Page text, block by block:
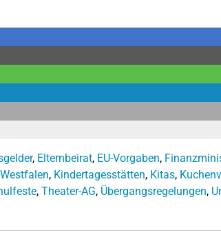
, Elternbeirat, EU-Vorgaben,
, Kindertagesstätten, Kitas,
, Theater-AG, Übergangsregelungen,